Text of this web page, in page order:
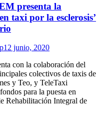
presenta la
taxi por la esclerosis’
12 junio, 2020
con la colaboración del
colectivos de taxis de
y Teo, y TeleTaxi
para la puesta en
Rehabilitación Integral de